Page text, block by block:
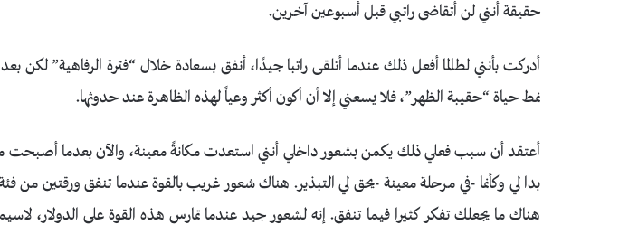
حقيقة أنني لن أتقاضى راتبي قبل أسبوعين آخرين.
أدركت بأنني لطالما أفعل ذلك عندما أتلقى راتبا جيدًا، أنفق بسعادة خلال “فترة الرفاهية” لكن
نمط حياة “حقيبة الظهر”، فلا يسعني إلا أن أكون أكثر وعياً لهذه الظاهرة عند حدوثها.
أعتقد أن سبب فعلي ذلك يكمن بشعور داخلي أنني استعدت مكانةً معينة، والآن بعدما أصبحت
بدا لي وكأنما -في مرحلة معينة -يحق لي التبذير. هناك شعور غريب بالقوة عندما تنفق ورقتين من
هناك ما يجعلك تفكر كثيرا فيما تنفق. إنه لشعور جيد عندما تمارس هذه القوة على الدولار،